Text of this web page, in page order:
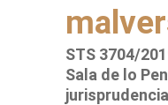
STS 3704/
Sala de lo
jurisprudencial